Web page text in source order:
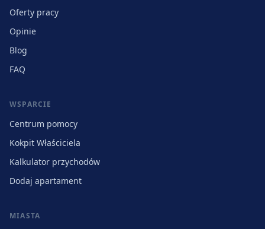
Oferty pracy
Opinie
Blog
FAQ
WSPARCIE
Centrum pomocy
Kokpit Właściciela
Kalkulator przychodów
Dodaj apartament
MIASTA